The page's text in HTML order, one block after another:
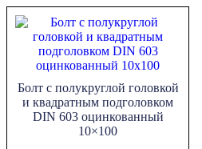
Болт с полукруглой головкой
и квадратным подголовком
DIN 603 оцинкованный
10×100